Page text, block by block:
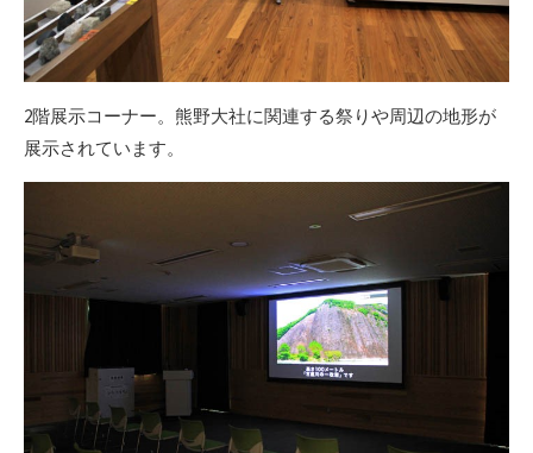
2階展示コーナー。熊野大社に関連する祭りや周辺の地形が
展示されています。